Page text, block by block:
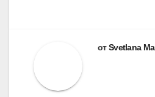
отSvetlana